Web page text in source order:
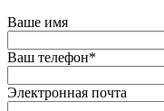
Ваше имя
Ваш телефон*
Электронная почта